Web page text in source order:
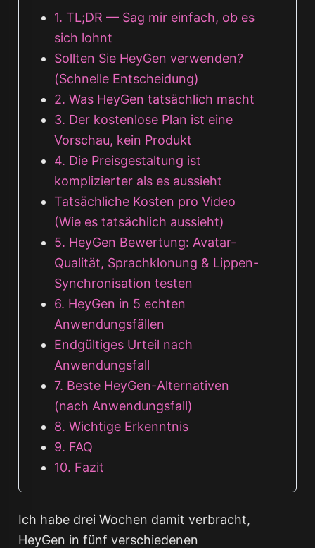
1. TL;DR — Sag mir einfach, ob es
sich lohnt
Sollten Sie HeyGen verwenden?
(Schnelle Entscheidung)
2. Was HeyGen tatsächlich macht
3. Der kostenlose Plan ist eine
Vorschau, kein Produkt
4. Die Preisgestaltung ist
komplizierter als es aussieht
Tatsächliche Kosten pro Video
(Wie es tatsächlich aussieht)
5. HeyGen Bewertung: Avatar-
Qualität, Sprachklonung & Lippen-
Synchronisation testen
6. HeyGen in 5 echten
Anwendungsfällen
Endgültiges Urteil nach
Anwendungsfall
7. Beste HeyGen-Alternativen
(nach Anwendungsfall)
8. Wichtige Erkenntnis
9. FAQ
10. Fazit
Ich habe drei Wochen damit verbracht,
HeyGen in fünf verschiedenen